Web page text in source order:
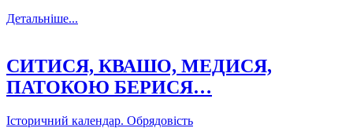
Детальніше...
СИТИСЯ, КВАШО, МЕДИСЯ,
ПАТОКОЮ БЕРИСЯ…
Історичний календар. Обрядовість